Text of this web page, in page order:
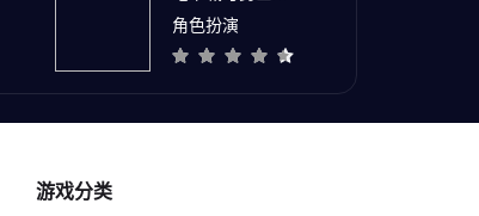
角色扮演
游戏分类